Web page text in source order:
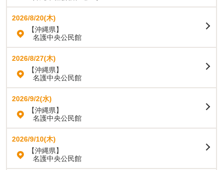
2026/8/20(木)
【沖縄県】
名護中央公民館
2026/8/27(木)
【沖縄県】
名護中央公民館
2026/9/2(水)
【沖縄県】
名護中央公民館
2026/9/10(木)
【沖縄県】
名護中央公民館